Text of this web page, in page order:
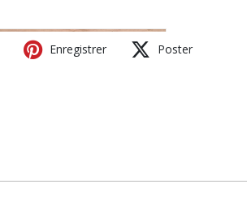
Enregistrer Poster